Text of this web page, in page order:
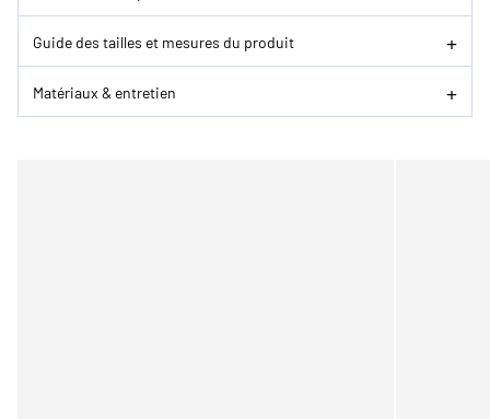
Guide des tailles et mesures du produit
Matériaux & entretien